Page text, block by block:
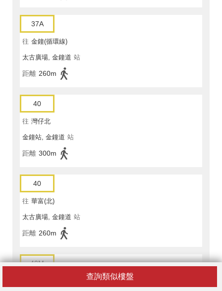
查詢類似樓盤
37A
往 金鐘(循環線)
太古廣場, 金鐘道 站
距離 260m
40
往 灣仔北
金鐘站, 金鐘道 站
距離 300m
40
往 華富(北)
太古廣場, 金鐘道 站
距離 260m
40M